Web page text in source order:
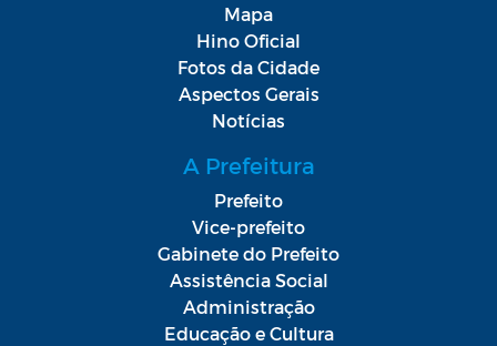
Mapa
Hino Oficial
Fotos da Cidade
Aspectos Gerais
Notícias
A Prefeitura
Prefeito
Vice-prefeito
Gabinete do Prefeito
Assistência Social
Administração
Educação e Cultura